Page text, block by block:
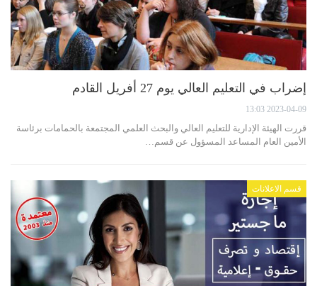
إضراب في التعليم العالي يوم 27 أفريل القادم
2023-04-09 13:03
قررت الهيئة الإدارية للتعليم العالي والبحث العلمي المجتمعة بالحمامات برئاسة
الأمين العام المساعد المسؤول عن قسم…
قسم الاعلانات